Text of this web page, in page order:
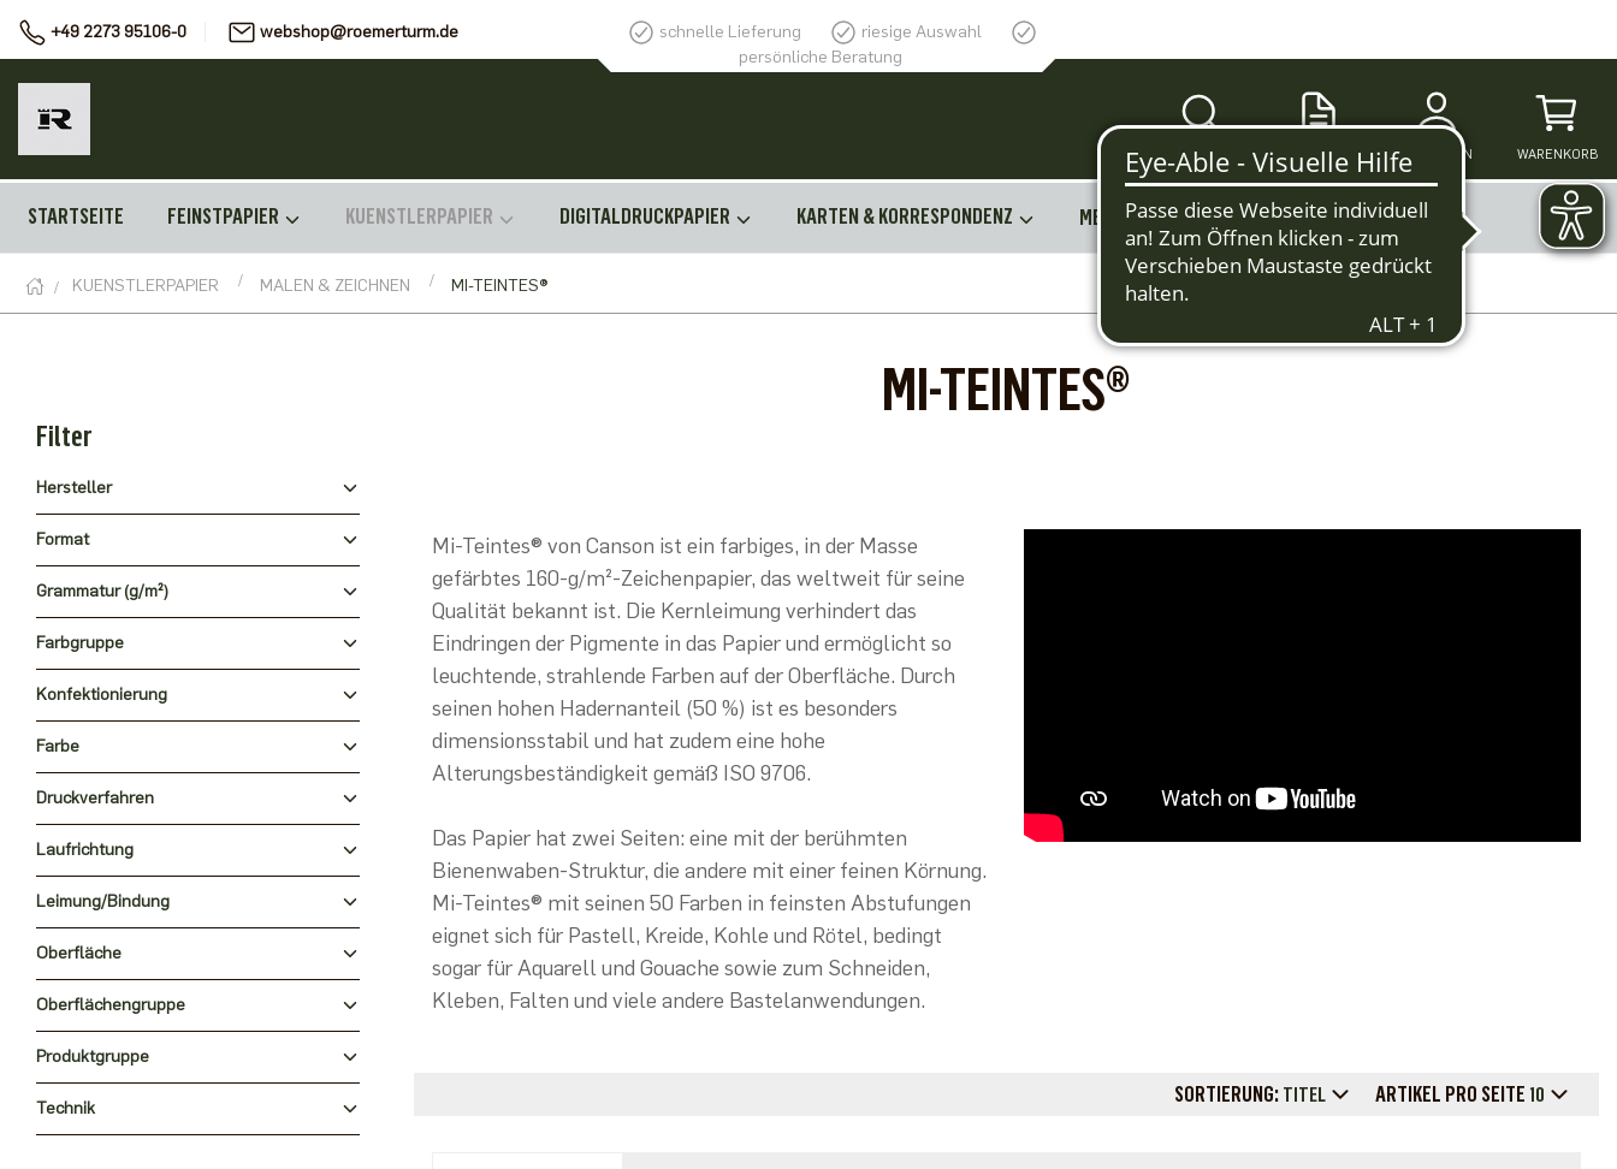
+49 2273 95106-0 webshop@roemerturm.de schnelle Lieferung
riesige Auswahl
persönliche Beratung
SUCHE MERKZETTEL ANMELDEN WARENKORB
STARTSEITE FEINSTPAPIER KUENSTLERPAPIER DIGITALDRUCKPAPIER KARTEN & KORRESPONDENZ MEHR
KUENSTLERPAPIER MALEN & ZEICHNEN MI-TEINTES®
Filter
Hersteller
Format
Grammatur (g/m²)
Farbgruppe
Konfektionierung
Farbe
Druckverfahren
Laufrichtung
Leimung/Bindung
Oberfläche
Oberflächengruppe
Produktgruppe
Technik
MI-TEINTES®
Mi-Teintes® von Canson ist ein farbiges, in der Masse
gefärbtes 160-g/m²-Zeichenpapier, das weltweit für seine
Qualität bekannt ist. Die Kernleimung verhindert das
Eindringen der Pigmente in das Papier und ermöglicht so
leuchtende, strahlende Farben auf der Oberfläche. Durch
seinen hohen Hadernanteil (50 %) ist es besonders
dimensionsstabil und hat zudem eine hohe
Alterungsbeständigkeit gemäß ISO 9706.
Das Papier hat zwei Seiten: eine mit der berühmten
Bienenwaben-Struktur, die andere mit einer feinen Körnung.
Mi-Teintes® mit seinen 50 Farben in feinsten Abstufungen
eignet sich für Pastell, Kreide, Kohle und Rötel, bedingt
sogar für Aquarell und Gouache sowie zum Schneiden,
Kleben, Falten und viele andere Bastelanwendungen.
SORTIERUNG: TITEL ARTIKEL PRO SEITE 10